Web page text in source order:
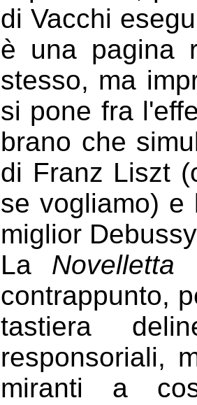
di Vacchi
è una pagina
stesso, ma
si pone fra
brano che
di Franz Liszt
se vogliamo) e
miglior
La Novelletta
contrappunto,
tastiera
responsoriali,
miranti a